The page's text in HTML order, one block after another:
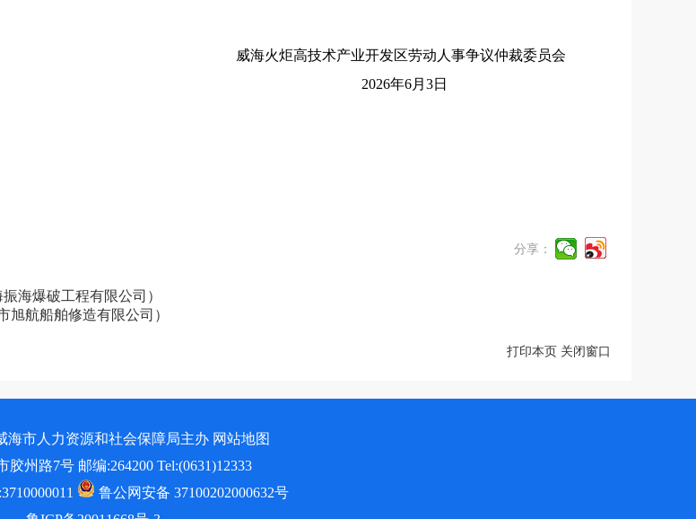
发区劳动人事争议仲裁委员会
6月3日
分享：
海爆破工程有限公司）
旭航船舶修造有限公司）
打印本页 关闭窗口
海市人力资源和社会保障局主办 网站地图
胶州路7号 邮编:264200 Tel:(0631)12333
鲁公网安备 37100202000632号